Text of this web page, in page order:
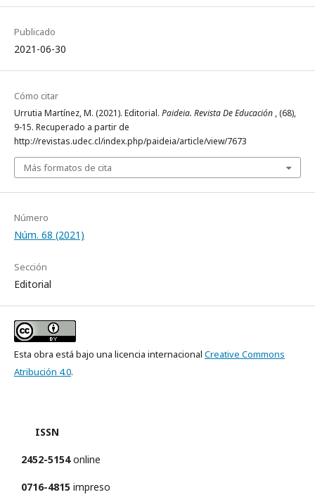
Publicado
2021-06-30
Cómo citar
Urrutia Martínez, M. (2021). Editorial. Paideia. Revista De Educación, (68),
9-15. Recuperado a partir de
http://revistas.udec.cl/index.php/paideia/article/view/7673
Más formatos de cita
Número
Núm. 68 (2021)
Sección
Editorial
Esta obra está bajo una licencia internacional Creative Commons
Atribución 4.0.
ISSN
2452-5154online
0716-4815 impreso